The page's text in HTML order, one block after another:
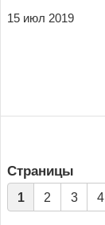
15 июл 2019
Страницы
1 2 3 4